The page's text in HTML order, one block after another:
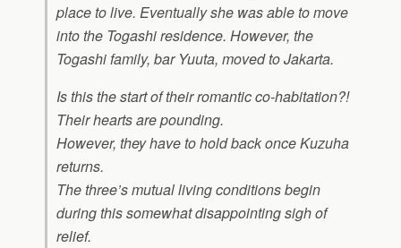
place to live. Eventually she was able to move
into the Togashi residence. However, the
Togashi family, bar Yuuta, moved to Jakarta.
Is this the start of their romantic co-habitation?!
Their hearts are pounding.
However, they have to hold back once Kuzuha
returns.
The three’s mutual living conditions begin
during this somewhat disappointing sigh of
relief.